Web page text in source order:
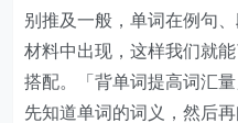
别推及一般，单词在例句
材料中出现，这样我们就
搭配。「背单词提高词汇
先知道单词的词义，然后